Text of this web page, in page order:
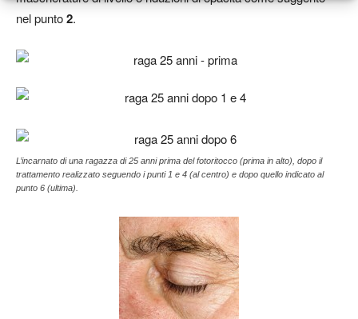
nel punto2.
L’incarnato di una ragazza di 25 anni prima del fotoritocco (prima in alto), dopo il
trattamento realizzato seguendo i punti 1 e 4 (al centro) e dopo quello indicato al
punto 6 (ultima).